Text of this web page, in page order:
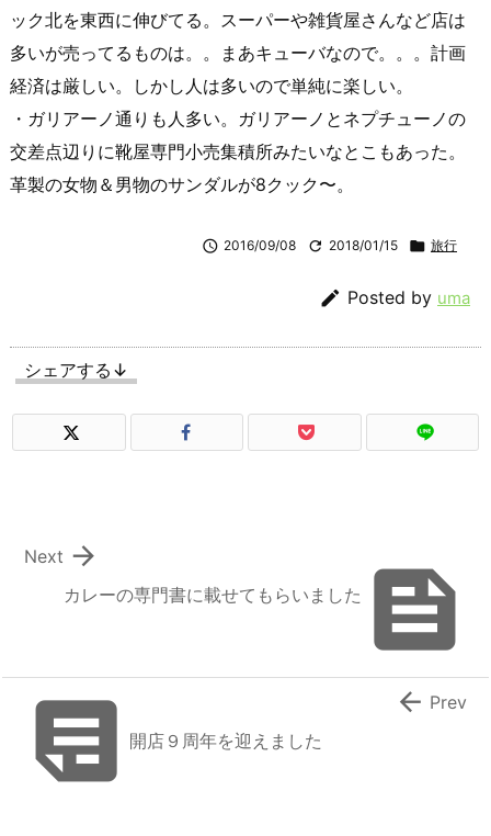
ック北を東西に伸びてる。スーパーや雑貨屋さんなど店は
多いが売ってるものは。。まあキューバなので。。。計画
経済は厳しい。しかし人は多いので単純に楽しい。
・ガリアーノ通りも人多い。ガリアーノとネプチューノの
交差点辺りに靴屋専門小売集積所みたいなとこもあった。
革製の女物＆男物のサンダルが8クック〜。
 2016/09/08  2018/01/15  旅行
 Posted by uma
シェアする↓

カレーの専門書に載せてもらいました

Next
開店９周年を迎えました
 Prev